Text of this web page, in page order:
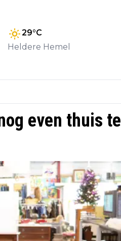
29°C
Heldere Hemel
even thuis te